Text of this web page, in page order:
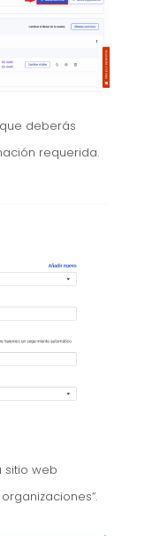
deberás
requerida.
sitio web